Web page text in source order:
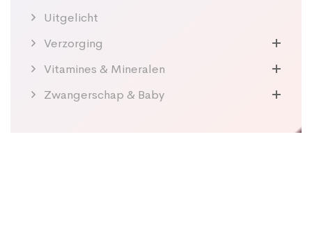
Uitgelicht
Verzorging
Vitamines & Mineralen
Zwangerschap & Baby